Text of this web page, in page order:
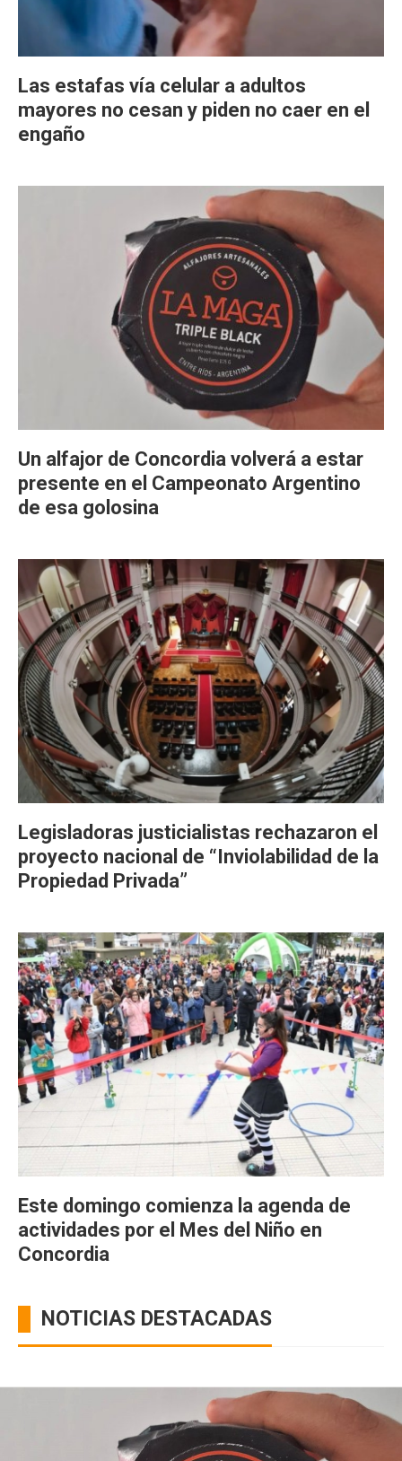
Las estafas vía celular a adultos
mayores no cesan y piden no caer en el
engaño
Un alfajor de Concordia volverá a estar
presente en el Campeonato Argentino
de esa golosina
Legisladoras justicialistas rechazaron el
proyecto nacional de “Inviolabilidad de la
Propiedad Privada”
Este domingo comienza la agenda de
actividades por el Mes del Niño en
Concordia
NOTICIAS DESTACADAS